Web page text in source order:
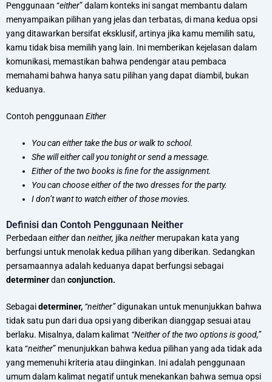
Penggunaan “either” dalam konteks ini sangat membantu dalam
menyampaikan pilihan yang jelas dan terbatas, di mana kedua opsi
yang ditawarkan bersifat eksklusif, artinya jika kamu memilih satu,
kamu tidak bisa memilih yang lain. Ini memberikan kejelasan dalam
komunikasi, memastikan bahwa pendengar atau pembaca
memahami bahwa hanya satu pilihan yang dapat diambil, bukan
keduanya.
Contoh penggunaan Either
You can either take the bus or walk to school.
She will either call you tonight or send a message.
Either of the two books is fine for the assignment.
You can choose either of the two dresses for the party.
I don’t want to watch either of those movies.
Definisi dan Contoh Penggunaan Neither
Perbedaan eitherdan neither, jika neither merupakan kata yang
berfungsi untuk menolak kedua pilihan yang diberikan. Sedangkan
persamaannya adalah keduanya dapat berfungsi sebagai
determinerdan conjunction.
Sebagaideterminer, “neither”digunakan untuk menunjukkan bahwa
tidak satu pun dari dua opsi yang diberikan dianggap sesuai atau
berlaku. Misalnya, dalam kalimat “Neither of the two options is good,”
kata “neither” menunjukkan bahwa kedua pilihan yang ada tidak ada
yang memenuhi kriteria atau diinginkan. Ini adalah penggunaan
umum dalam kalimat negatif untuk menekankan bahwa semua opsi